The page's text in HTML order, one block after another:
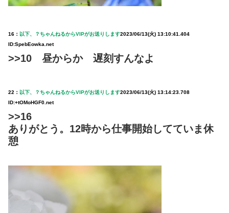
16： 以下、？ちゃんねるからVIPがお送りします2023/06/13(火) 13:10:41.404
ID:SpebEowka.net
>>10 昼からか 遅刻すんなよ
22： 以下、？ちゃんねるからVIPがお送りします2023/06/13(火) 13:14:23.708
ID:+tOMoHGF0.net
>>16
ありがとう。12時から仕事開始してていま休
憩